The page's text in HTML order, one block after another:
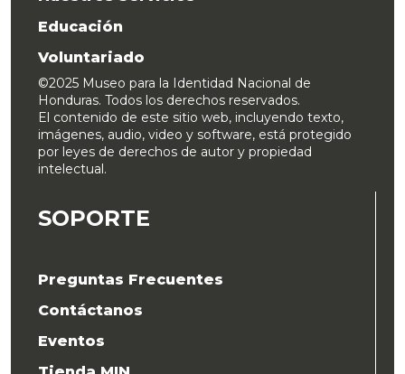
Educación
Voluntariado
©2025 Museo para la Identidad Nacional de
Honduras. Todos los derechos reservados.
El contenido de este sitio web, incluyendo texto,
imágenes, audio, video y software, está protegido
por leyes de derechos de autor y propiedad
intelectual.
SOPORTE
Preguntas Frecuentes
Contáctanos
Eventos